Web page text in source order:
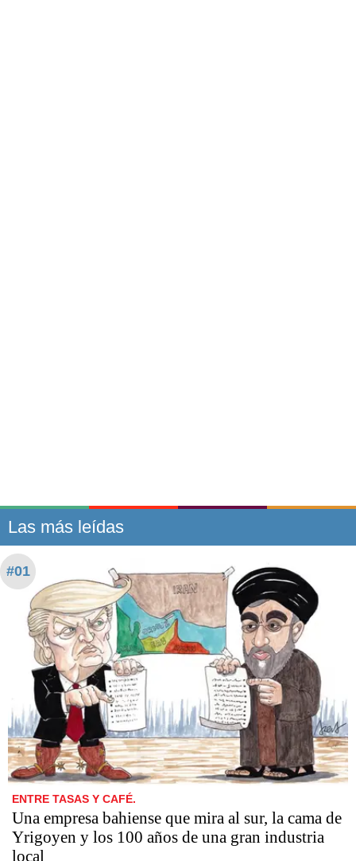
Las más leídas
#01
ENTRE TASAS Y CAFÉ.
Una empresa bahiense que mira al sur, la cama de
Yrigoyen y los 100 años de una gran industria
local